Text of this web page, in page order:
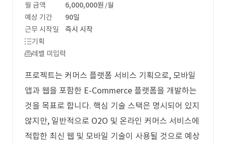
월 금액 6,000,000원 /월
예상 기간
90일
근무 시작일
즉시 시작
기획
레벨 미입력
프로젝트는 커머스 플랫폼 서비스 기획으로, 모바일
앱과 웹을 포함한 E-Commerce 플랫폼을 개발하는
것을 목표로 합니다. 핵심 기술 스택은 명시되어 있지
않지만, 일반적으로 O2O 및 온라인 커머스 서비스에
적합한 최신 웹 및 모바일 기술이 사용될 것으로 예상